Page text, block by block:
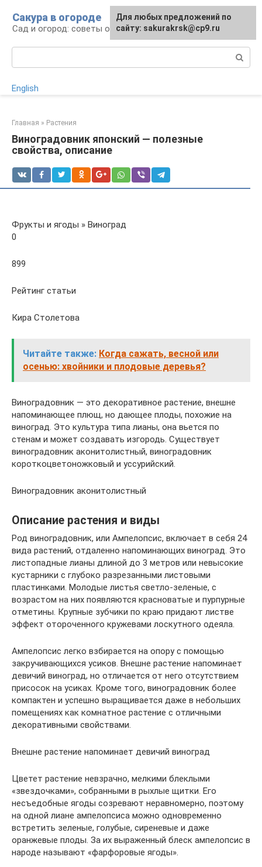
контенту
Сакура в огороде
Сад и огород: советы огородникам
English
Главная » Растения
Виноградовник японский — полезные
свойства, описание
Фрукты и ягоды » Виноград
0
899
Рейтинг статьи
Кира Столетова
Читайте также: Когда сажать, весной или
осенью: хвойники и плодовые деревья?
Виноградовник — это декоративное растение, внешне
напоминающее плющ, но дающее плоды, похожие на
виноград. Это культура типа лианы, она вьется по
стенам и может создавать изгородь. Существует
виноградовник аконитолистный, виноградовник
короткоцветоножковый и уссурийский.
Виноградовник аконитолистный
Описание растения и виды
Род виноградовник, или Ампелопсис, включает в себя 24
вида растений, отдаленно напоминающих виноград. Это
листопадные лианы длиной до 3 метров или невысокие
кустарники с глубоко разрезанными листовыми
пластинками. Молодые листья светло-зеленые, с
возрастом на них появляются красноватые и пурпурные
отметины. Крупные зубчики по краю придают листве
эффект отороченного кружевами лоскутного одеяла.
Ампелопсис легко взбирается на опору с помощью
закручивающихся усиков. Внешне растение напоминает
девичий виноград, но отличается от него отсутствием
присосок на усиках. Кроме того, виноградовник более
компактен и успешно выращивается даже в небольших
помещениях как комнатное растение с отличными
декоративными свойствами.
Внешне растение напоминает девичий виноград
Цветет растение невзрачно, мелкими блеклыми
«звездочками», собранными в рыхлые щитки. Его
несъедобные ягоды созревают неравномерно, поэтому
на одной лиане ампелопсиса можно одновременно
встретить зеленые, голубые, сиреневые и даже
оранжевые плоды. За их выраженный блеск ампелопсис в
народе называют «фарфоровые ягоды».
Для любых предложений по
сайту: sakurakrsk@cp9.ru